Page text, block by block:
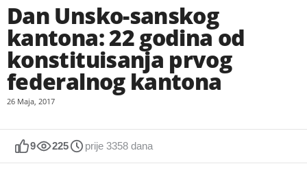
Dan Unsko-sanskog
kantona: 22 godina od
konstituisanja prvog
federalnog kantona
26 Maja, 2017
9 225 prije 3358 dana